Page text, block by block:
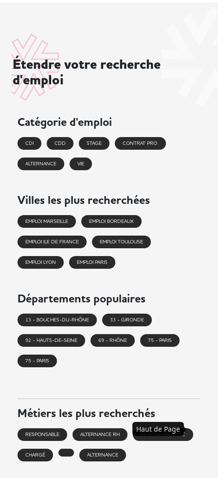
Étendre votre recherche
d'emploi
Catégorie d'emploi
CDI CDD STAGE CONTRAT PRO.
ALTERNANCE VIE
Villes les plus recherchées
EMPLOI MARSEILLE EMPLOI BORDEAUX
EMPLOI ILE DE FRANCE EMPLOI TOULOUSE
EMPLOI LYON EMPLOI PARIS
Départements populaires
13 - BOUCHES-DU-RHÔNE 33 - GIRONDE
92 - HAUTS-DE-SEINE 69 - RHÔNE 75 - PARIS
75 - PARIS
Métiers les plus recherchés
RESPONSABLE ALTERNANCE RH RESPONSABLE SEC
CHARGÉ ALTERNANCE
Haut de Page